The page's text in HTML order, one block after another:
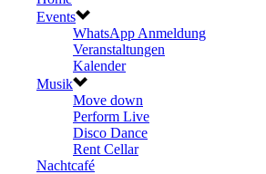
Events
WhatsApp Anmeldung
Veranstaltungen
Kalender
Musik
Move down
Perform Live
Disco Dance
Rent Cellar
Nachtcafé